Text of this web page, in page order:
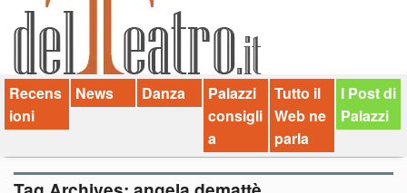
News
Palazzi consiglia
Video
Chi siamo
Contatti
Recens
ioni
News Danza
Palazzi
consigli
a
Tutto il
Web ne
parla
I Post di
Palazzi